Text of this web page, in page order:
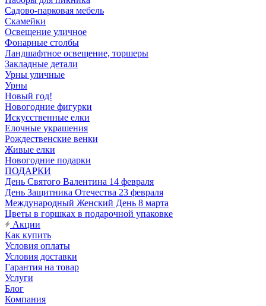
Садово-парковая мебель
Скамейки
Освещение уличное
Фонарные столбы
Ландшафтное освещение, торшеры
Закладные детали
Урны уличные
Урны
Новый год!
Новогодние фигурки
Искусственные елки
Елочные украшения
Рождественские венки
Живые елки
Новогодние подарки
ПОДАРКИ
День Святого Валентина 14 февраля
День Защитника Отечества 23 февраля
Международный Женский День 8 марта
Цветы в горшках в подарочной упаковке
Акции
Как купить
Условия оплаты
Условия доставки
Гарантия на товар
Услуги
Блог
Компания